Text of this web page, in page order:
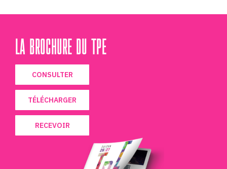
LA BROCHURE DU TPE
CONSULTER
TÉLÉCHARGER
RECEVOIR